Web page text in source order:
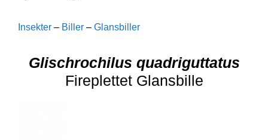
Insekter – Biller – Glansbiller
Glischrochilus quadriguttatus
Fireplettet Glansbille